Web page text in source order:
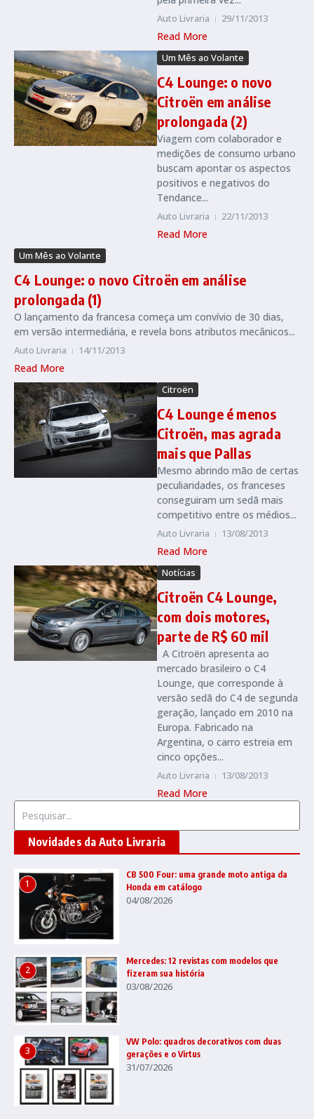
Auto Livraria 29/11/2013
Read More
Um Mês ao Volante
C4 Lounge: o novo
Citroën em análise
prolongada (2)
Viagem com colaborador e
medições de consumo urbano
buscam apontar os aspectos
positivos e negativos do
Tendance...
Auto Livraria 22/11/2013
Read More
Um Mês ao Volante
C4 Lounge: o novo Citroën em análise
prolongada (1)
O lançamento da francesa começa um convívio de 30 dias,
em versão intermediária, e revela bons atributos mecânicos...
Auto Livraria 14/11/2013
Read More
Citroën
C4 Lounge é menos
Citroën, mas agrada
mais que Pallas
Mesmo abrindo mão de certas
peculiaridades, os franceses
conseguiram um sedã mais
competitivo entre os médios...
Auto Livraria 13/08/2013
Read More
Notícias
Citroën C4 Lounge,
com dois motores,
parte de R$ 60 mil
A Citroën apresenta ao
mercado brasileiro o C4
Lounge, que corresponde à
versão sedã do C4 de segunda
geração, lançado em 2010 na
Europa. Fabricado na
Argentina, o carro estreia em
cinco opções...
Auto Livraria 13/08/2013
Read More
Novidades da Auto Livraria
1
CB 500 Four: uma grande moto antiga da
Honda em catálogo
04/08/2026
2
Mercedes: 12 revistas com modelos que
fizeram sua história
03/08/2026
3
VW Polo: quadros decorativos com duas
gerações e o Virtus
31/07/2026